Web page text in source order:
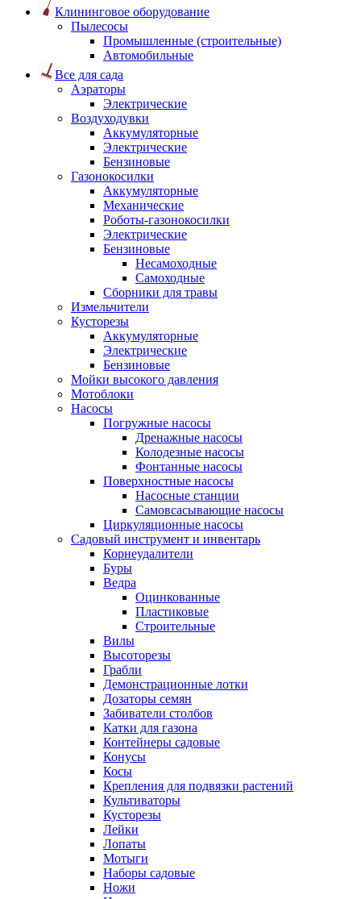
Клининговое оборудование
Пылесосы
Промышленные (строительные)
Автомобильные
Все для сада
Аэраторы
Электрические
Воздуходувки
Аккумуляторные
Электрические
Бензиновые
Газонокосилки
Аккумуляторные
Механические
Роботы-газонокосилки
Электрические
Бензиновые
Несамоходные
Самоходные
Сборники для травы
Измельчители
Кусторезы
Аккумуляторные
Электрические
Бензиновые
Мойки высокого давления
Мотоблоки
Насосы
Погружные насосы
Дренажные насосы
Колодезные насосы
Фонтанные насосы
Поверхностные насосы
Насосные станции
Самовсасывающие насосы
Циркуляционные насосы
Садовый инструмент и инвентарь
Корнеудалители
Буры
Ведра
Оцинкованные
Пластиковые
Строительные
Вилы
Высоторезы
Грабли
Демонстрационные лотки
Дозаторы семян
Забиватели столбов
Катки для газона
Контейнеры садовые
Конусы
Косы
Крепления для подвязки растений
Культиваторы
Кусторезы
Лейки
Лопаты
Мотыги
Наборы садовые
Ножи